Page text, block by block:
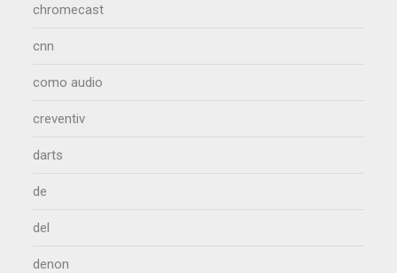
chromecast
cnn
como audio
creventiv
darts
de
del
denon